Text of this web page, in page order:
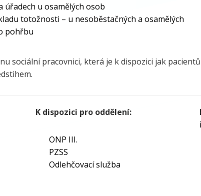
úřadech u osamělých osob
totožnosti – u nesoběstačných a osamělých
pohřbu
sociální pracovnici, která je k dispozici jak
K dispozici pro oddělení:
ONP III.
PZSS
Odlehčovací služba